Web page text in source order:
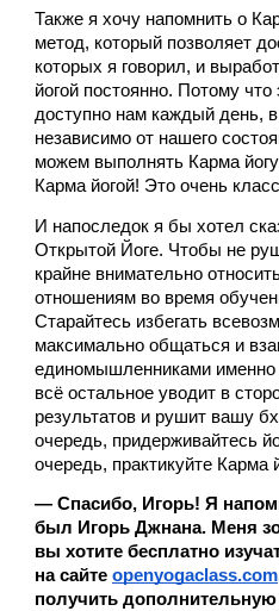
Также я хочу напомнить о
метод, который позволяет
которых я говорил, и
йогой постоянно. Потому что
доступно нам каждый день,
независимо от нашего
можем выполнять Карма
Карма йогой! Это очень
И напоследок я бы хотел
Открытой Йоге. Чтобы не
крайне внимательно
отношениям во время
Старайтесь избегать
максимально общаться и
единомышленниками именно
всё остальное уводит в
результатов и рушит вашу
очередь, придерживайтесь
очередь, практикуйте Карма
— Спасибо, Игорь! Я
был Игорь Джнана. Меня
вы хотите бесплатно
на сайте openyogaclass.com
получить